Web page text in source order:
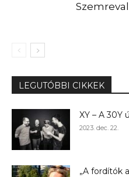
LEGUTÓBBI CIKKEK
XY – A 30Y
2023. dec. 22.
„A fordítók